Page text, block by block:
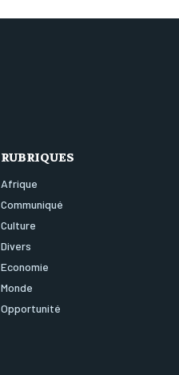
RUBRIQUES
Afrique
Communiqué
Culture
Divers
Economie
Monde
Opportunité